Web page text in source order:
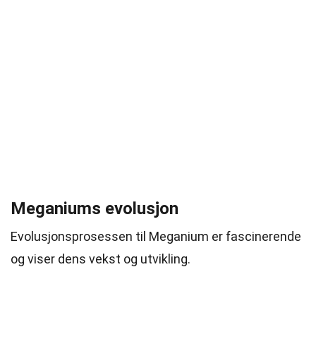
Meganiums evolusjon
Evolusjonsprosessen til Meganium er fascinerende
og viser dens vekst og utvikling.